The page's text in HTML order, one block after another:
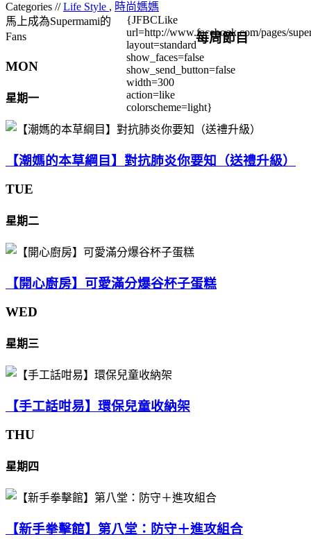
Categories //Life Style , 時尚媽媽
馬上成為Supermami的
Fans
{JFBCLike
url=http://www.facebook.com/pages/
layout=standard
show_faces=false
show_send_button=false
width=300
action=like
colorscheme=light}
每周節目
MON
星期一
【潮媽的本草綱目】對抗肺炎你要知（送禮升級）
TUE
星期二
【開心廚房】可愛滿分爆谷杯子蛋糕
WED
星期三
【手工話咁易】環保兒童收納架
THU
星期四
【新手拳擊館】第八堂：防守＋進攻組合